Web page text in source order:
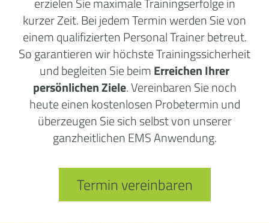
kurzer Zeit. Bei jedem Termin werden Sie von
einem qualifizierten Personal Trainer betreut.
So garantieren wir höchste Trainingssicherheit
und begleiten Sie beimErreichen Ihrer
persönlichen Ziele. Vereinbaren Sie noch
heute einen kostenlosen Probetermin und
überzeugen Sie sich selbst von unserer
ganzheitlichen EMS Anwendung.
Termin vereinbaren